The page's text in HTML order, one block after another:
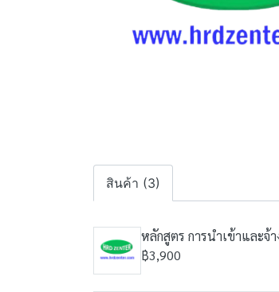
สินค้า (3)
หลักสูตร การนำเข้าและจ้
฿3,900